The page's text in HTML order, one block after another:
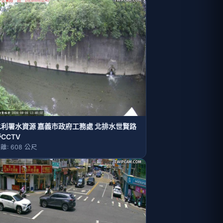
署水資源 嘉義市政府工務處 北排水世賢路
: 608 公尺